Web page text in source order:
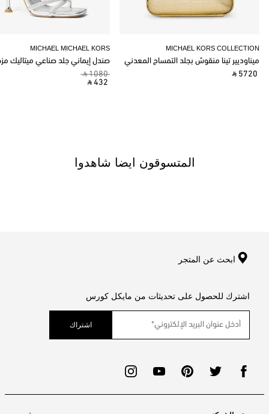
MICHAEL MICHAEL KORS
صندل إيماني جلد صناعي ميتاليك
‎ ⃁ 1080 ‎
‎ ⃁ 432 ‎
MICHAEL KORS COLLECTION
ميناوديير تينا منقوش بجلد التمساح المعدني
‎ ⃁ 5720 ‎
المتسوقون ايضا شاهدوا
ابحث عن المتجر
اشترك للحصول على تحديثات من مايكل كورس
اشتراك